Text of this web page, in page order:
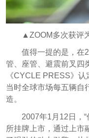
▲ZOOM多次获评
值得一提的是，在
管、座管、避震前叉四
《CYCLE PRESS》
当时全球市场每五辆自
造。
2007年1月12日，
所挂牌上市，通过上市